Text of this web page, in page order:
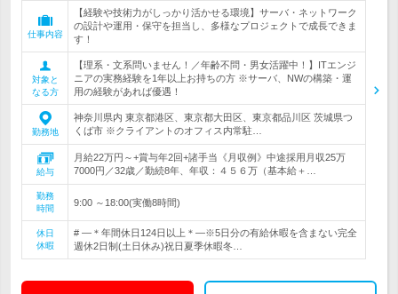
仕事内容
【経験や技術力がしっかり活かせる環境】サーバ・ネットワーク
の設計や運用・保守を担当し、多様なプロジェクトで成長できま
す！
対象と
なる方
【理系・文系問いません！／年齢不問・男女活躍中！】ITエンジ
ニアの実務経験を1年以上お持ちの方 ※サーバ、NWの構築・運
用の経験があれば優遇！
勤務地
神奈川県内 東京都港区、東京都大田区、東京都品川区 茨城県つ
くば市 ※クライアントのオフィス内常駐…
給与
月給22万円～+賞与年2回+諸手当《月収例》中途採用月収25万
7000円／32歳／勤続8年、年収：４５６万（基本給＋…
勤務
時間
9:00 ～18:00(実働8時間)
休日
休暇
# ―＊年間休日124日以上＊―※5日分の有給休暇を含まない完全
週休2日制(土日休み)祝日夏季休暇冬…